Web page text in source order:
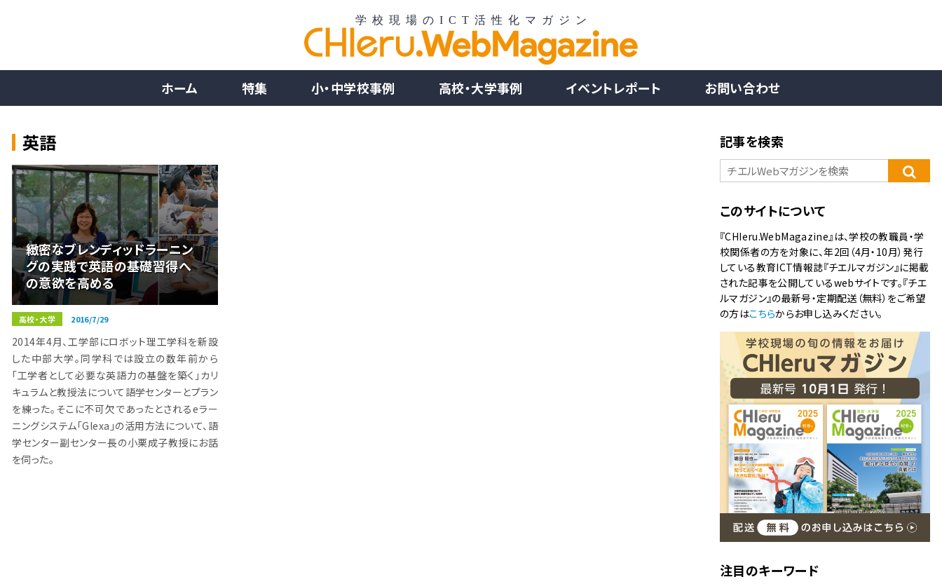
ホーム 特集 小・中学校事例 高校・大学事例 イベントレポート お問い合わせ
英語
緻密なブレンディッドラーニン
グの実践で英語の基礎習得へ
の意欲を高める
高校・大学 2016/7/29
2014年4月、工学部にロボット理工学科を新設
した中部大学。同学科では設立の数年前から
「工学者として必要な英語力の基盤を築く」カリ
キュラムと教授法について語学センターとプラン
を練った。そこに不可欠であったとされるeラー
ニングシステム「Glexa」の活用方法について、語
学センター副センター長の小栗成子教授にお話
を伺った。
記事を検索
このサイトについて
『CHIeru.WebMagazine』は、学校の教職員・学
校関係者の方を対象に、年2回（4月・10月）発行
している教育ICT情報誌『チエルマガジン』に掲載
された記事を公開しているwebサイトです。『チエ
ルマガジン』の最新号・定期配送（無料）をご希望
の方はこちらからお申し込みください。
注目のキーワード